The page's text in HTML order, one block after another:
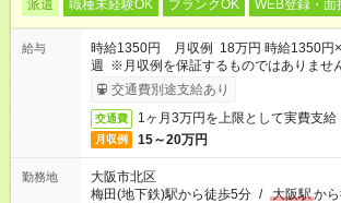
派遣 職種未経験OK ブランクOK WEB登録・面
給与
時給1350円 月収例 18万円 時給1350円
週 ※月収例を保証するものではありませ
交通費別途支給あり
交通費 1ヶ月3万円を上限として実費支給
月収例 15～20万円
勤務地
大阪市北区
梅田(地下鉄)駅から徒歩5分 / 大阪駅か